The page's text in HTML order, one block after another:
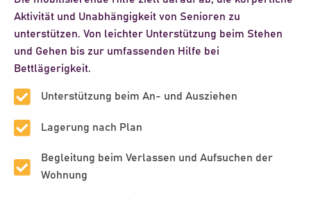
Aktivität und Unabhängigkeit von Senioren zu
unterstützen. Von leichter Unterstützung beim Stehen
und Gehen bis zur umfassenden Hilfe bei
Bettlägerigkeit.
Unterstützung beim An- und Ausziehen
Lagerung nach Plan
Begleitung beim Verlassen und Aufsuchen der
Wohnung